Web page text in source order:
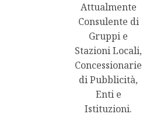
Attualmente
Consulente di
Gruppi e
Stazioni Locali,
Concessionarie
di Pubblicità,
Enti e
Istituzioni.